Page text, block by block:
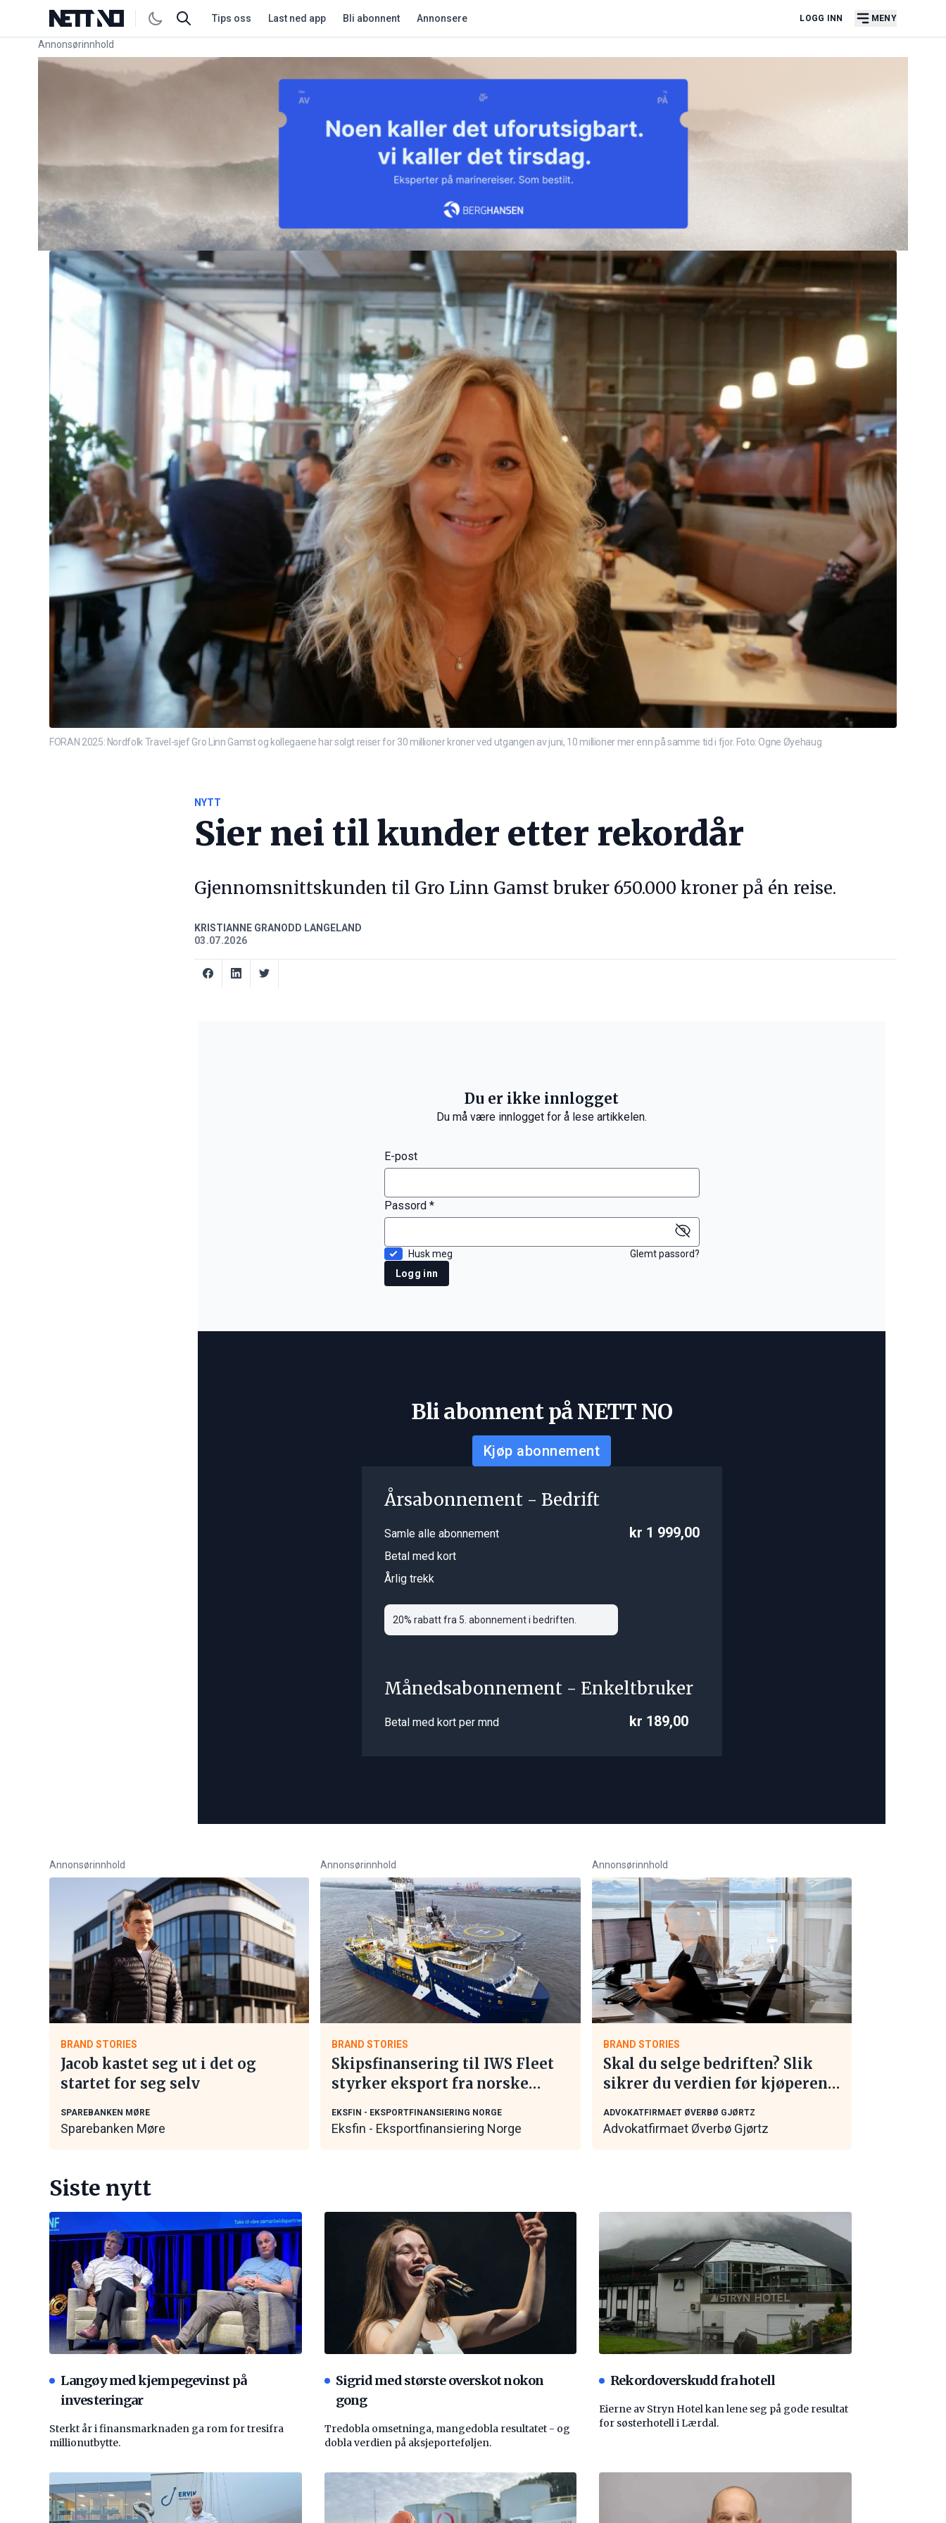
Tips oss Last ned app Bli abonnent Annonsere LOGG INN MENY
Annonsørinnhold
Link for annonse
FORAN 2025: Nordfolk Travel-sjef Gro Linn Gamst og kollegaene har solgt reiser for 30 millioner kroner ved utgangen av juni, 10 millioner mer enn på samme tid i fjor. Foto: Ogne Øyehaug
NYTT
Sier nei til kunder etter rekordår
Gjennomsnittskunden til Gro Linn Gamst bruker 650.000 kroner på én reise.
KRISTIANNE GRANODD LANGELAND
03.07.2026
Du er ikke innlogget
Du må være innlogget for å lese artikkelen.
E-post
Passord *
Husk meg
Glemt passord?
Logg inn
Bli abonnent på NETT NO
Kjøp abonnement
Årsabonnement - Bedrift
Samle alle abonnement
Betal med kort
Årlig trekk
20% rabatt fra 5. abonnement i bedriften.
kr 1 999,00
Månedsabonnement - Enkeltbruker
Betal med kort per mnd kr 189,00
Annonsørinnhold
BRAND STORIES
Jacob kastet seg ut i det og
startet for seg selv
SPAREBANKEN MØRE
Sparebanken Møre
Annonsørinnhold
BRAND STORIES
Skipsfinansering til IWS Fleet
styrker eksport fra norske
EKSFIN - EKSPORTFINANSIERING NORGE
Eksfin - Eksportfinansiering Norge
Annonsørinnhold
BRAND STORIES
Skal du selge bedriften? Slik
sikrer du verdien før kjøperen
ADVOKATFIRMAET ØVERBØ GJØRTZ
Advokatfirmaet Øverbø Gjørtz
Siste nytt
Langøy med kjempegevinst på
investeringar
Sterkt år i finansmarknaden ga rom for tresifra
millionutbytte.
Sigrid med største overskot nokon
gong
Tredobla omsetninga, mangedobla resultatet - og
dobla verdien på aksjeporteføljen.
Rekordoverskudd fra hotell
Eierne av Stryn Hotel kan lene seg på gode resultat
for søsterhotell i Lærdal.